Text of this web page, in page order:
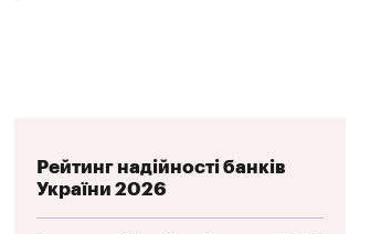
Рейтинг надійності банків
України 2026